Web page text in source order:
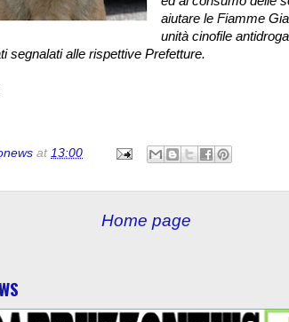
aiutare le Fiamme
unità cinofile antidroga
segnalati alle rispettive Prefetture.
at 13:00
Home page